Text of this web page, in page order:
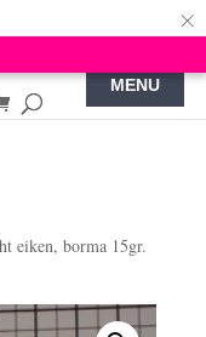
×
eiken, borma 15gr.